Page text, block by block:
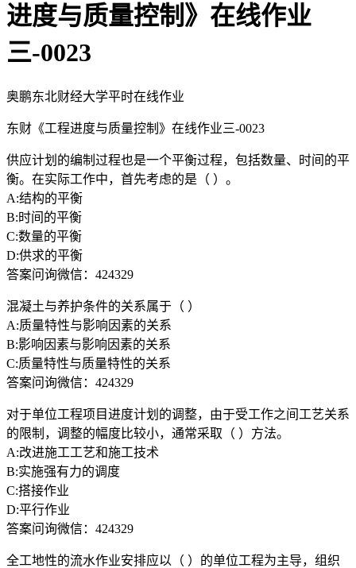
进度与质量控制》在线作业
三-0023
奥鹏东北财经大学平时在线作业
东财《工程进度与质量控制》在线作业三-0023
供应计划的编制过程也是一个平衡过程，包括数量、时间的平
衡。在实际工作中，首先考虑的是（ ）。
A:结构的平衡
B:时间的平衡
C:数量的平衡
D:供求的平衡
答案问询微信：424329
混凝土与养护条件的关系属于（ ）
A:质量特性与影响因素的关系
B:影响因素与影响因素的关系
C:质量特性与质量特性的关系
答案问询微信：424329
对于单位工程项目进度计划的调整，由于受工作之间工艺关系
的限制，调整的幅度比较小，通常采取（ ）方法。
A:改进施工工艺和施工技术
B:实施强有力的调度
C:搭接作业
D:平行作业
答案问询微信：424329
全工地性的流水作业安排应以（ ）的单位工程为主导，组织